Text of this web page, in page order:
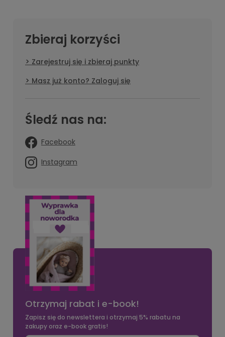
Zbieraj korzyści
Zarejestruj się i zbieraj punkty
Masz już konto? Zaloguj się
Śledź nas na:
Facebook
Instagram
Otrzymaj rabat i e-book!
Zapisz się do newslettera i otrzymaj 5% rabatu na
zakupy oraz e-book gratis!